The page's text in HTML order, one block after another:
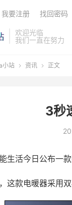
欢迎光临
我们一直在努力
我要注册 找回密码
小站  资讯  正文
3秒
生活今日公布一
这款电暖器采用双